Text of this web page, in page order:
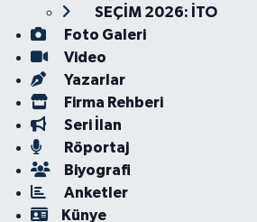
SEÇİM 2026: İTO
Foto Galeri
Video
Yazarlar
Firma Rehberi
Seri İlan
Röportaj
Biyografi
Anketler
Künye